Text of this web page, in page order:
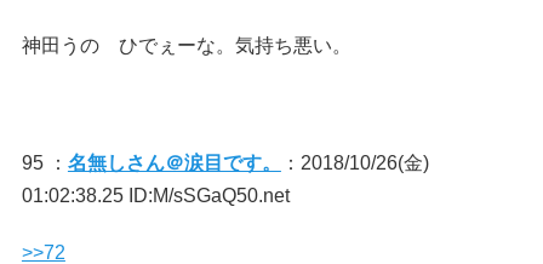
神田うの ひでぇーな。気持ち悪い。
95 ： 名無しさん＠涙目です。
：2018/10/26(金)
01:02:38.25 ID:M/sSGaQ50.net
>>72